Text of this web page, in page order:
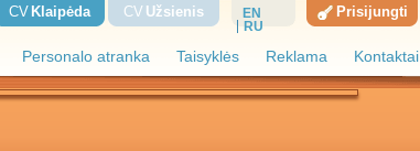
Personalo atranka Taisyklės Reklama Kontaktai
CV Klaipėda CV Užsienis
EN
RU
Prisijungti